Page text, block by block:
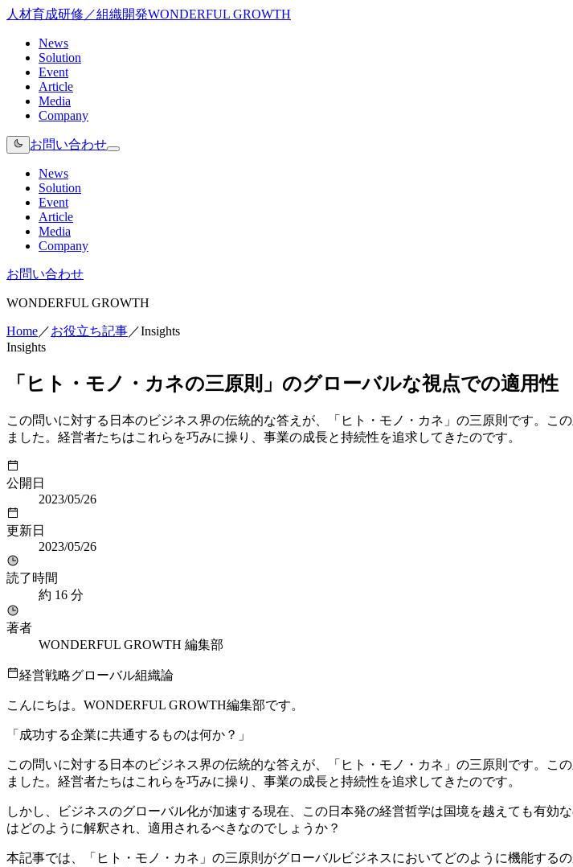
人材育成研修／組織開発WONDERFUL GROWTH
News
Solution
Event
Article
Media
Company
お問い合わせ
News
Solution
Event
Article
Media
Company
お問い合わせ
WONDERFUL GROWTH
Home／お役立ち記事／Insights
Insights
「ヒト・モノ・カネの三原則」のグローバルな視点での適用性
この問いに対する日本のビジネス界の伝統的な答えが、「ヒト・モノ・カネ」の三原則です。
ました。経営者たちはこれらを巧みに操り、事業の成長と持続性を追求してきたのです。
公開日
2023/05/26
更新日
2023/05/26
読了時間
約 16 分
著者
WONDERFUL GROWTH 編集部
経営戦略グローバル組織論
こんにちは。WONDERFUL GROWTH編集部です。
「成功する企業に共通するものは何か？」
この問いに対する日本のビジネス界の伝統的な答えが、「ヒト・モノ・カネ」の三原則です。
ました。経営者たちはこれらを巧みに操り、事業の成長と持続性を追求してきたのです。
しかし、ビジネスのグローバル化が加速する現在、この日本発の経営哲学は国境を越えても有
はどのように解釈され、適用されるべきなのでしょうか？
本記事では、「ヒト・モノ・カネ」の三原則がグローバルビジネスにおいてどのように機能す